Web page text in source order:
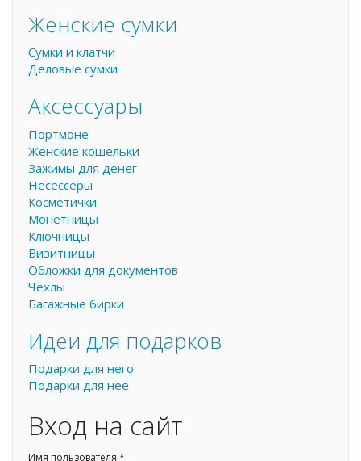
Женские сумки
Сумки и клатчи
Деловые сумки
Аксессуары
Портмоне
Женские кошельки
Зажимы для денег
Несессеры
Косметички
Монетницы
Ключницы
Визитницы
Обложки для документов
Чехлы
Багажные бирки
Идеи для подарков
Подарки для него
Подарки для нее
Вход на сайт
Имя пользователя *